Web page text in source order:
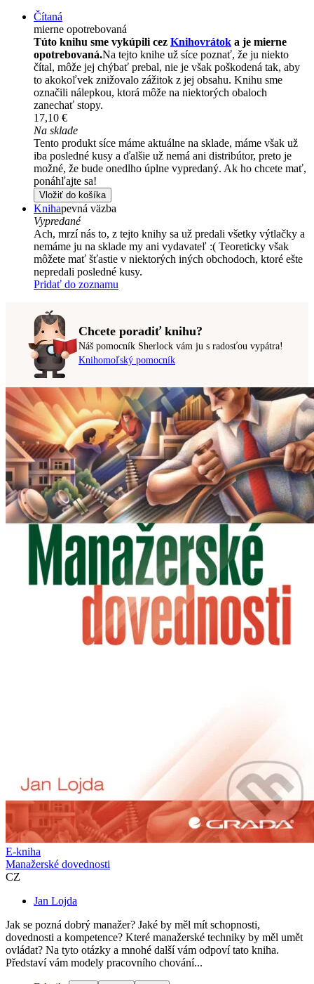
Čítaná
mierne opotrebovaná
Túto knihu sme vykúpili cez Knihovrátok a je mierne
opotrebovaná.Na tejto knihe už síce poznať, že ju niekto
čítal, môže jej chýbať prebal, nie je však poškodená tak, aby
to akokoľvek znižovalo zážitok z jej obsahu. Knihu sme
označili nálepkou, ktorá môže na niektorých obaloch
zanechať stopy.
17,10 €
Na sklade
Tento produkt síce máme aktuálne na sklade, máme však už
iba posledné kusy a ďalšie už nemá ani distribútor, preto je
možné, že bude onedlho úplne vypredaný. Ak ho chcete mať,
ponáhľajte sa!
Vložiť do košíka
Knihapevná väzba
Vypredané
Ach, mrzí nás to, z tejto knihy sa už predali všetky výtlačky a
nemáme ju na sklade my ani vydavateľ :( Teoreticky však
môžete mať šťastie v niektorých iných obchodoch, ktoré ešte
nepredali posledné kusy.
Pridať do zoznamu
Chcete poradiť knihu?
Náš pomocník Sherlock vám ju s radosťou vypátra!
Knihomoľský pomocník
E-kniha
Manažerské dovednosti
CZ
Jan Lojda
Jak se pozná dobrý manažer? Jaké by měl mít schopnosti,
dovednosti a kompetence? Které manažerské techniky by měl umět
ovládat? Na tyto otázky a mnohé další vám odpoví tato kniha.
Představí vám modely pracovního chování...